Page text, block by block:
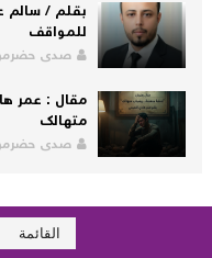
بقلم / سالم عوض
للمواقف
صدى حضرموت
مقال : عمر
متهالك
صدى حضرموت